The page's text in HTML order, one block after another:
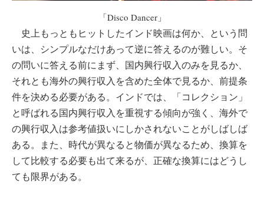
「Disco Dancer」
史上もっともヒットしたインド映画は何か、という問
いは、シンプルなだけあって逆に答えるのが難しい。そ
の問いに答える前にまず、国内興行収入のみを見るか、
それとも海外の興行収入を含めた全体で見るか、前提条
件を決める必要がある。インドでは、「コレクション」
と呼ばれる国内興行収入を重視する傾向が強く、海外で
の興行収入は参考値扱いにしかされないことがしばしば
ある。また、時代が異なると物価が異なるため、換算を
して比較する必要も出て来るが、正確な換算にはどうし
ても限界がある。